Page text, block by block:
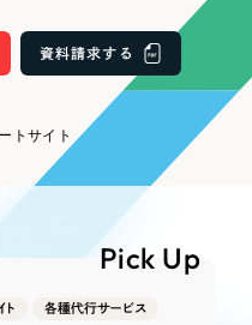
資料請求する
トサイト
Pick Up
ト
各種代行サービス